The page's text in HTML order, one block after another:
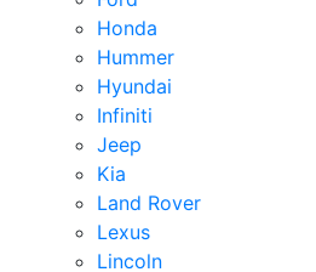
Honda
Hummer
Hyundai
Infiniti
Jeep
Kia
Land Rover
Lexus
Lincoln